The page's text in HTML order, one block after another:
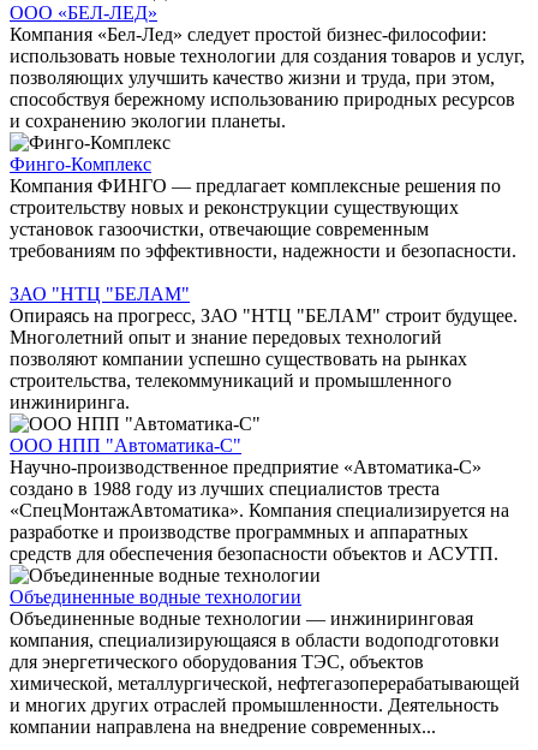
ООО «БЕЛ-ЛЕД»
Компания «Бел-Лед» следует простой бизнес-философии:
использовать новые технологии для создания товаров и услуг,
позволяющих улучшить качество жизни и труда, при этом,
способствуя бережному использованию природных ресурсов
и сохранению экологии планеты.
Финго-Комплекс
Компания ФИНГО — предлагает комплексные решения по
строительству новых и реконструкции существующих
установок газоочистки, отвечающие современным
требованиям по эффективности, надежности и безопасности.
ЗАО "НТЦ "БЕЛАМ"
Опираясь на прогресс, ЗАО "НТЦ "БЕЛАМ" строит будущее.
Многолетний опыт и знание передовых технологий
позволяют компании успешно существовать на рынках
строительства, телекоммуникаций и промышленного
инжиниринга.
ООО НПП "Автоматика-С"
Научно-производственное предприятие «Автоматика-С»
создано в 1988 году из лучших специалистов треста
«СпецМонтажАвтоматика». Компания специализируется на
разработке и производстве программных и аппаратных
средств для обеспечения безопасности объектов и АСУТП.
Объединенные водные технологии
Объединенные водные технологии — инжиниринговая
компания, специализирующаяся в области водоподготовки
для энергетического оборудования ТЭС, объектов
химической, металлургической, нефтегазоперерабатывающей
и многих других отраслей промышленности. Деятельность
компании направлена на внедрение современных...